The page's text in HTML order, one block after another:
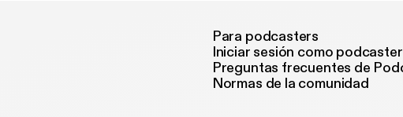
Para podcasters
Iniciar sesión como podcaster
Preguntas frecuentes de
Normas de la comunidad